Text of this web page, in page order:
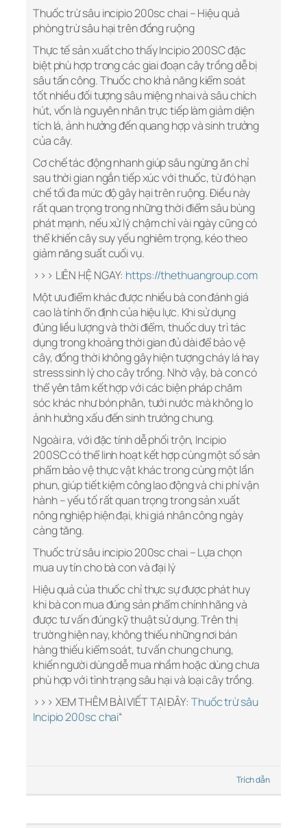
Thuốc trừ sâu incipio 200sc chai – Hiệu quả
phòng trừ sâu hại trên đồng ruộng
Thực tế sản xuất cho thấy Incipio 200SC đặc
biệt phù hợp trong các giai đoạn cây trồng dễ bị
sâu tấn công. Thuốc cho khả năng kiểm soát
tốt nhiều đối tượng sâu miệng nhai và sâu chích
hút, vốn là nguyên nhân trực tiếp làm giảm diện
tích lá, ảnh hưởng đến quang hợp và sinh trưởng
của cây.
Cơ chế tác động nhanh giúp sâu ngừng ăn chỉ
sau thời gian ngắn tiếp xúc với thuốc, từ đó hạn
chế tối đa mức độ gây hại trên ruộng. Điều này
rất quan trọng trong những thời điểm sâu bùng
phát mạnh, nếu xử lý chậm chỉ vài ngày cũng có
thể khiến cây suy yếu nghiêm trọng, kéo theo
giảm năng suất cuối vụ.
>>> LIÊN HỆ NGAY: https://thethuangroup.com
Một ưu điểm khác được nhiều bà con đánh giá
cao là tính ổn định của hiệu lực. Khi sử dụng
đúng liều lượng và thời điểm, thuốc duy trì tác
dụng trong khoảng thời gian đủ dài để bảo vệ
cây, đồng thời không gây hiện tượng cháy lá hay
stress sinh lý cho cây trồng. Nhờ vậy, bà con có
thể yên tâm kết hợp với các biện pháp chăm
sóc khác như bón phân, tưới nước mà không lo
ảnh hưởng xấu đến sinh trưởng chung.
Ngoài ra, với đặc tính dễ phối trộn, Incipio
200SC có thể linh hoạt kết hợp cùng một số sản
phẩm bảo vệ thực vật khác trong cùng một lần
phun, giúp tiết kiệm công lao động và chi phí vận
hành – yếu tố rất quan trọng trong sản xuất
nông nghiệp hiện đại, khi giá nhân công ngày
càng tăng.
Thuốc trừ sâu incipio 200sc chai – Lựa chọn
mua uy tín cho bà con và đại lý
Hiệu quả của thuốc chỉ thực sự được phát huy
khi bà con mua đúng sản phẩm chính hãng và
được tư vấn đúng kỹ thuật sử dụng. Trên thị
trường hiện nay, không thiếu những nơi bán
hàng thiếu kiểm soát, tư vấn chung chung,
khiến người dùng dễ mua nhầm hoặc dùng chưa
phù hợp với tình trạng sâu hại và loại cây trồng.
>>> XEM THÊM BÀI VIẾT TẠI ĐÂY: Thuốc trừ sâu
Incipio 200sc chai“
Trích dẫn